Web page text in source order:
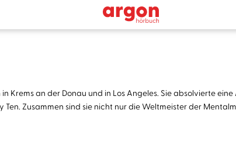
Krems an der Donau und in Los Angeles. Sie absolvierte
Zusammen sind sie nicht nur die Weltmeister der